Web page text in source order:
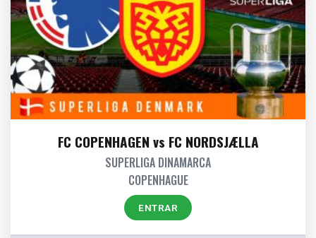
FC COPENHAGEN vs FC NORDSJÆLLA
SUPERLIGA DINAMARCA
COPENHAGUE
ENTRAR